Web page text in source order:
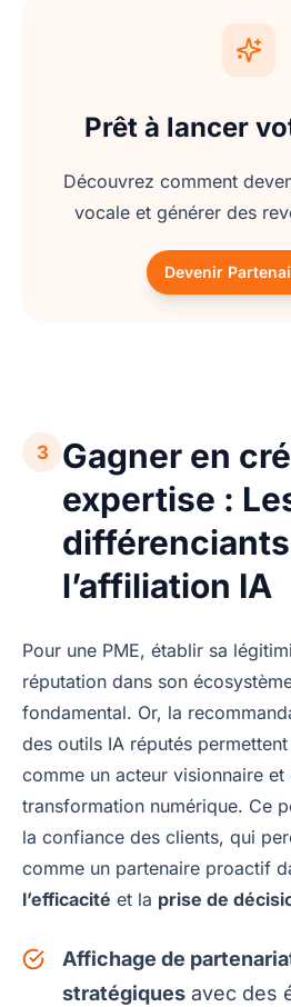
Prêt à lancer
Découvrez comment
vocale et générer des
Devenir
3
Gagner en
expertise :
l’affiliation IA
Pour une PME, établir sa
réputation dans son
fondamental. Or, la
des outils IA réputés
comme un acteur visionnaire et
transformation numérique. Ce
la confiance des clients, qui
comme un partenaire proactif
l’efficacité et la prise de
Affichage de
stratégiques avec des